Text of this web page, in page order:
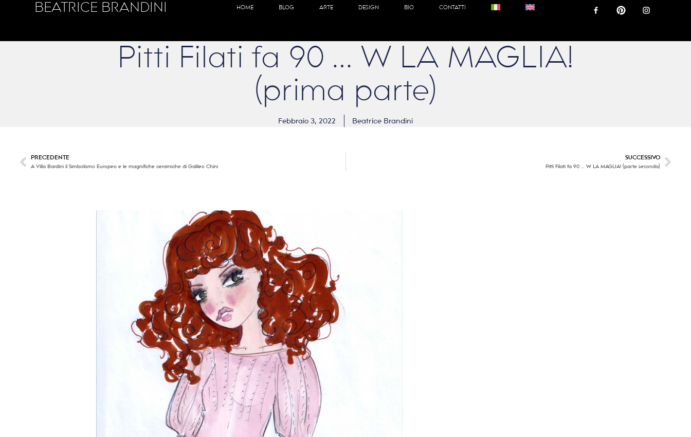
BEATRICE BRANDINI HOME BLOG ARTE DESIGN BIO CONTATTI
Pitti Filati fa 90 … W LA MAGLIA!
(prima parte)
Febbraio 3, 2022 Beatrice Brandini
PRECEDENTE
A Villa Bardini il Simbolismo Europeo e le magnifiche ceramiche di Galileo Chini
SUCCESSIVO
Pitti Filati fa 90 … W LA MAGLIA! (parte seconda)